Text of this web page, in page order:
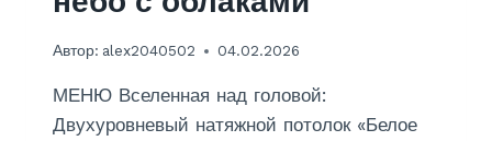
С
К
Р
Т
Автор: alex2040502 04.02.2026
МЕНЮ Вселенная над головой:
Двухуровневый натяжной потолок «Белое